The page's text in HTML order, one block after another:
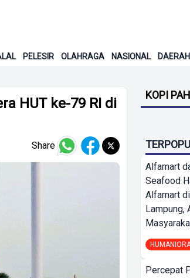
PELESIR OLAHRAGA NASIONAL DAERAH
HUT ke-79 RI di
Share
KOPI
Alfamart
Seafood
Alfamart
Lampung,
Percepat